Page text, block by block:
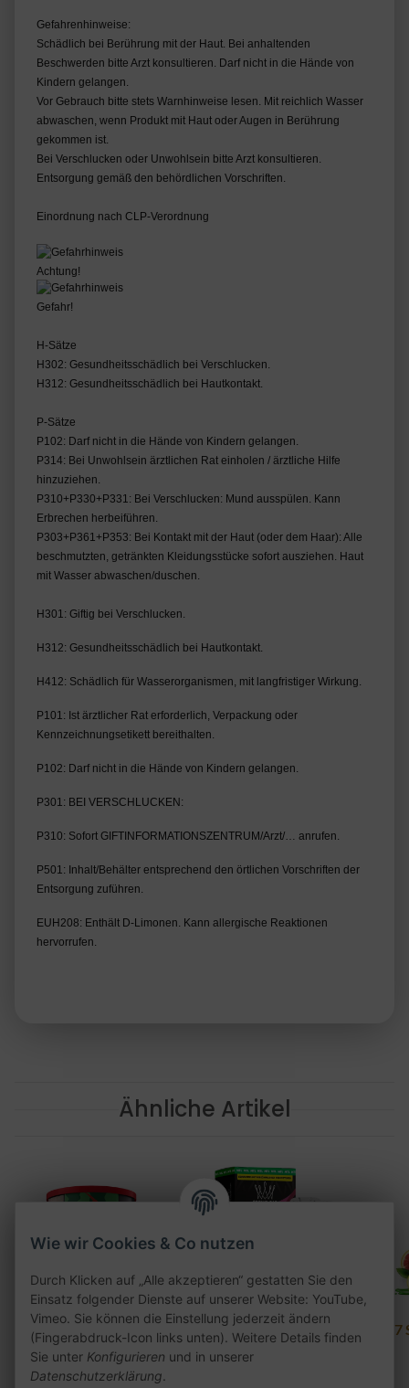
Gefahrenhinweise:
Schädlich bei Berührung mit der Haut. Bei anhaltenden
Beschwerden bitte Arzt konsultieren. Darf nicht in die Hände von
Kindern gelangen.
Vor Gebrauch bitte stets Warnhinweise lesen. Mit reichlich Wasser
abwaschen, wenn Produkt mit Haut oder Augen in Berührung
gekommen ist.
Bei Verschlucken oder Unwohlsein bitte Arzt konsultieren.
Entsorgung gemäß den behördlichen Vorschriften.
Einordnung nach CLP-Verordnung
Achtung!
Gefahr!
H-Sätze
H302: Gesundheitsschädlich bei Verschlucken.
H312: Gesundheitsschädlich bei Hautkontakt.
P-Sätze
P102: Darf nicht in die Hände von Kindern gelangen.
P314: Bei Unwohlsein ärztlichen Rat einholen / ärztliche Hilfe
hinzuziehen.
P310+P330+P331: Bei Verschlucken: Mund ausspülen. Kann
Erbrechen herbeiführen.
P303+P361+P353: Bei Kontakt mit der Haut (oder dem Haar): Alle
beschmutzten, getränkten Kleidungsstücke sofort ausziehen. Haut
mit Wasser abwaschen/duschen.
H301: Giftig bei Verschlucken.
H312: Gesundheitsschädlich bei Hautkontakt.
H412: Schädlich für Wasserorganismen, mit langfristiger Wirkung.
P101: Ist ärztlicher Rat erforderlich, Verpackung oder
Kennzeichnungsetikett bereithalten.
P102: Darf nicht in die Hände von Kindern gelangen.
P301: BEI VERSCHLUCKEN:
P310: Sofort GIFTINFORMATIONSZENTRUM/Arzt/… anrufen.
P501: Inhalt/Behälter entsprechend den örtlichen Vorschriften der
Entsorgung zuführen.
EUH208: Enthält D-Limonen. Kann allergische Reaktionen
hervorrufen.
Ähnliche Artikel
Argileh Chapo Mal
200g
Al Fakher Pod 2er Pack
- Cherry Ice 20mg
Wie wir Cookies & Co nutzen
Durch Klicken auf „Alle akzeptieren“ gestatten Sie den
Einsatz folgender Dienste auf unserer Website: YouTube,
Vimeo. Sie können die Einstellung jederzeit ändern
(Fingerabdruck-Icon links unten). Weitere Details finden
Sie unter Konfigurieren und in unserer
Datenschutzerklärung.